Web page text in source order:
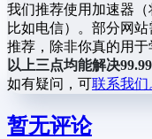
我们推荐使用加速器（
比如电信）。部分网
推荐，除非你真的用于
以上三点均能解决
如有疑问，可联系我们
暂无评论